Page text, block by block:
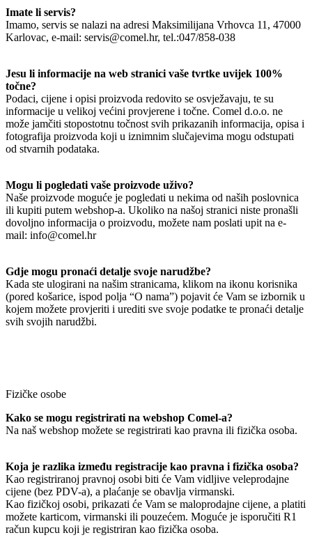
Imate li servis?
Imamo, servis se nalazi na adresi Maksimilijana Vrhovca 11, 47000
Karlovac, e-mail: servis@comel.hr, tel.:047/858-038
Jesu li informacije na web stranici vaše tvrtke uvijek 100%
točne?
Podaci, cijene i opisi proizvoda redovito se osvježavaju, te su
informacije u velikoj većini provjerene i točne. Comel d.o.o. ne
može jamčiti stopostotnu točnost svih prikazanih informacija, opisa i
fotografija proizvoda koji u iznimnim slučajevima mogu odstupati
od stvarnih podataka.
Mogu li pogledati vaše proizvode uživo?
Naše proizvode moguće je pogledati u nekima od naših poslovnica
ili kupiti putem webshop-a. Ukoliko na našoj stranici niste pronašli
dovoljno informacija o proizvodu, možete nam poslati upit na e-
mail: info@comel.hr
Gdje mogu pronaći detalje svoje narudžbe?
Kada ste ulogirani na našim stranicama, klikom na ikonu korisnika
(pored košarice, ispod polja “O nama”) pojavit će Vam se izbornik u
kojem možete provjeriti i urediti sve svoje podatke te pronaći detalje
svih svojih narudžbi.
Fizičke osobe
Kako se mogu registrirati na webshop Comel-a?
Na naš webshop možete se registrirati kao pravna ili fizička osoba.
Koja je razlika između registracije kao pravna i fizička osoba?
Kao registriranoj pravnoj osobi biti će Vam vidljive veleprodajne
cijene (bez PDV-a), a plaćanje se obavlja virmanski.
Kao fizičkoj osobi, prikazati će Vam se maloprodajne cijene, a platiti
možete karticom, virmanski ili pouzećem. Moguće je isporučiti R1
račun kupcu koji je registriran kao fizička osoba.